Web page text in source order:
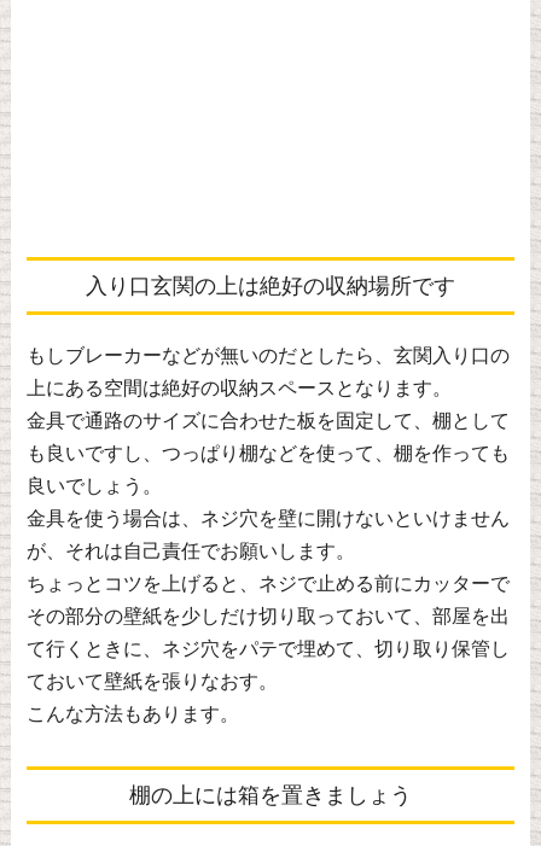
入り口玄関の上は絶好の収納場所です
もしブレーカーなどが無いのだとしたら、玄関入り口の
上にある空間は絶好の収納スペースとなります。
金具で通路のサイズに合わせた板を固定して、棚として
も良いですし、つっぱり棚などを使って、棚を作っても
良いでしょう。
金具を使う場合は、ネジ穴を壁に開けないといけません
が、それは自己責任でお願いします。
ちょっとコツを上げると、ネジで止める前にカッターで
その部分の壁紙を少しだけ切り取っておいて、部屋を出
て行くときに、ネジ穴をパテで埋めて、切り取り保管し
ておいて壁紙を張りなおす。
こんな方法もあります。
棚の上には箱を置きましょう